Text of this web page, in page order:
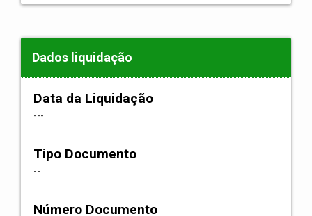
Dados liquidação
Data da Liquidação
---
Tipo Documento
--
Número Documento